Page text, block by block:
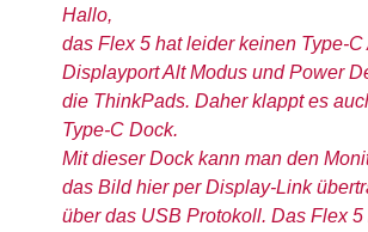
Hallo,
das Flex 5 hat leider keinen Type-
Displayport Alt Modus und Power
die ThinkPads. Daher klappt es
Type-C Dock.
Mit dieser Dock kann man den
das Bild hier per Display-Link
über das USB Protokoll. Das Flex